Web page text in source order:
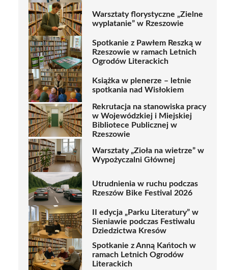
Warsztaty florystyczne „Zielne
wyplatanie” w Rzeszowie
Spotkanie z Pawłem Reszką w
Rzeszowie w ramach Letnich
Ogrodów Literackich
Książka w plenerze – letnie
spotkania nad Wisłokiem
Rekrutacja na stanowiska pracy
w Wojewódzkiej i Miejskiej
Bibliotece Publicznej w
Rzeszowie
Warsztaty „Zioła na wietrze” w
Wypożyczalni Głównej
Utrudnienia w ruchu podczas
Rzeszów Bike Festival 2026
II edycja „Parku Literatury” w
Sieniawie podczas Festiwalu
Dziedzictwa Kresów
Spotkanie z Anną Kańtoch w
ramach Letnich Ogrodów
Literackich